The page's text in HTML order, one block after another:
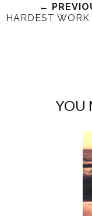
←
HARDEST
YOU